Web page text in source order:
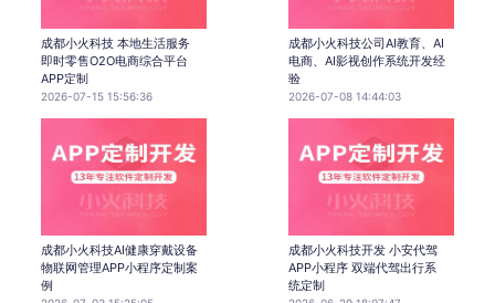
成都小火科技 本地生活服务
即时零售O2O电商综合平台
APP定制
2026-07-15 15:56:36
成都小火科技公司AI教育、AI
电商、AI影视创作系统开发经
验
2026-07-08 14:44:03
成都小火科技AI健康穿戴设备
物联网管理APP小程序定制案
例
成都小火科技开发 小安代驾
APP小程序 双端代驾出行系
统定制